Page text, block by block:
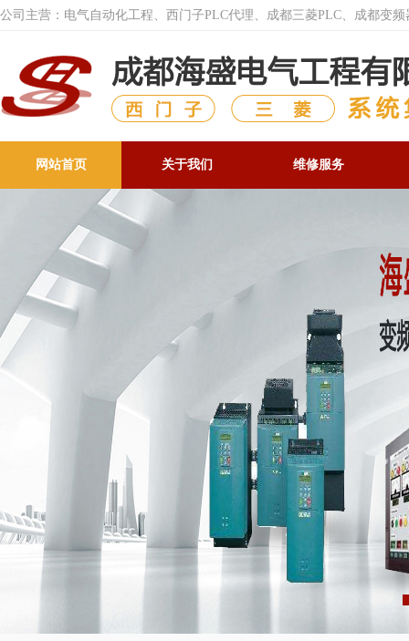
公司主营：电气自动化工程、西门子PLC代理、成都三菱PLC、成都变
网站首页 关于我们 维修服务